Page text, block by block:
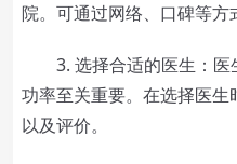
院。可通过网络、口碑等方
3. 选择合适的医生：医
功率至关重要。在选择医
以及评价。